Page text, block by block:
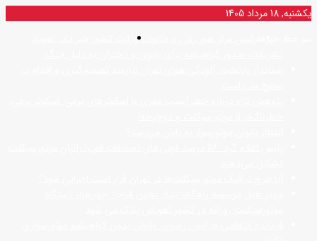
یکشنبه, 18 مرداد 1405
رئیس مرکز امور زنان و خانواده وزارت کشور خبر داد: تعویق